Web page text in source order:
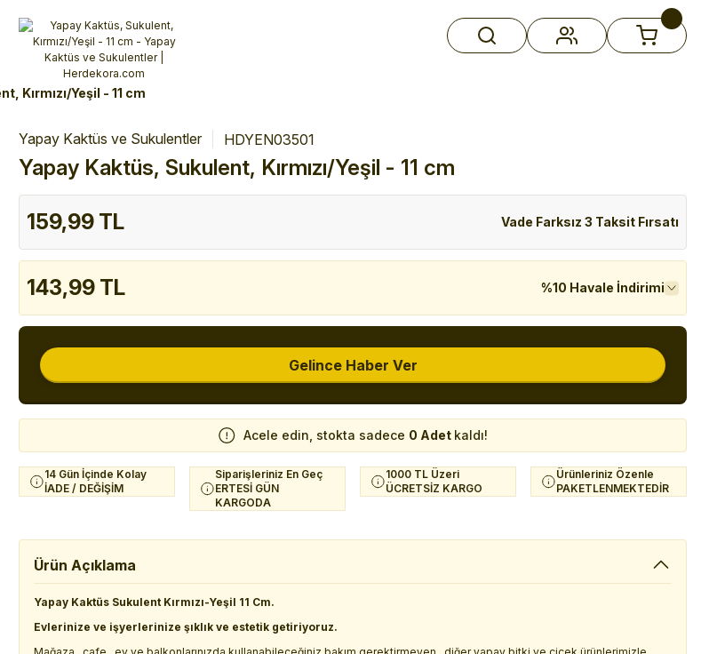
3 Taksit Fırsatı!İlk siparişinizi verin!
%10 Havale İndirimi
Şimdi Alışveriş yap!
Kırmızı/Yeşil - 11 cm
Yapay Kaktüs ve Sukulentler HDYEN03501
Yapay Kaktüs, Sukulent, Kırmızı/Yeşil - 11 cm
159,99 TL Vade Farksız 3 Taksit Fırsatı
143,99 TL %10 Havale İndirimi
Gelince Haber Ver
Acele edin, stokta sadece 0 Adet kaldı!
14 Gün İçinde Kolay
İADE / DEĞİŞİM
Siparişleriniz En Geç
ERTESİ GÜN
KARGODA
1000 TL Üzeri
ÜCRETSİZ KARGO
Ürünleriniz Özenle
PAKETLENMEKTEDİR
Ürün Açıklama
Yapay Kaktüs Sukulent Kırmızı-Yeşil 11 Cm.
Evlerinize ve işyerlerinize şıklık ve estetik getiriyoruz.